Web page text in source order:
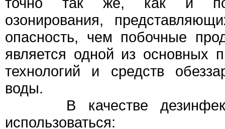
озонирования,
опасность, чем побочные
является одной из основных
технологий и средств
воды.
В качестве
использоваться: